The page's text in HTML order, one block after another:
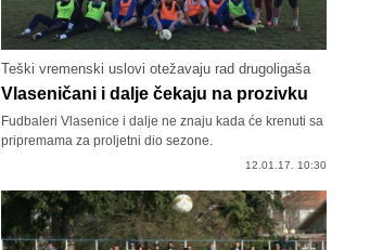
Teški vremenski uslovi otežavaju rad drugoligaša
Vlaseničani i dalje čekaju na prozivku
Fudbaleri Vlasenice i dalje ne znaju kada će krenuti sa
pripremama za proljetni dio sezone.
12.01.17. 10:30